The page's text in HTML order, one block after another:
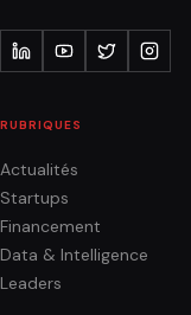
RUBRIQUES
Actualités
Startups
Financement
Data & Intelligence
Leaders